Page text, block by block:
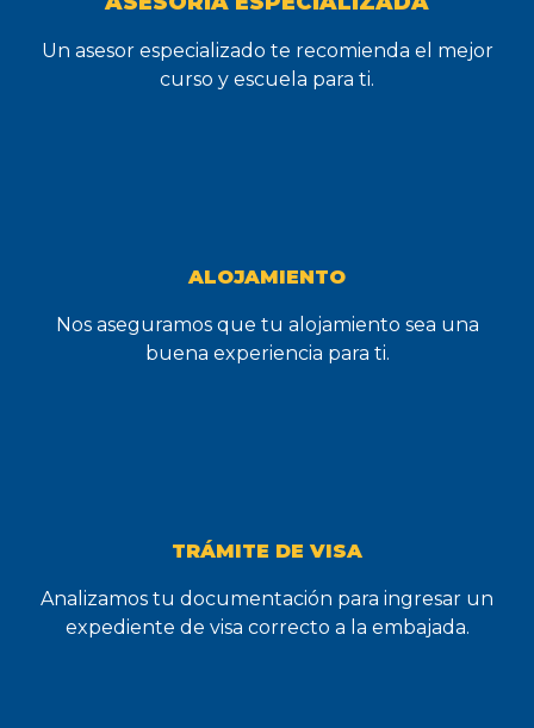
Un asesor especializado te recomienda el mejor
curso y escuela para ti.
ALOJAMIENTO
Nos aseguramos que tu alojamiento sea una
buena experiencia para ti.
TRÁMITE DE VISA
Analizamos tu documentación para ingresar un
expediente de visa correcto a la embajada.